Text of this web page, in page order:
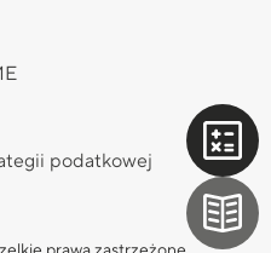
podatkowej